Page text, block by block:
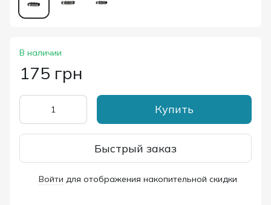
В наличии
175 грн
Купить
Быстрый заказ
Войти для отображения накопительной скидки